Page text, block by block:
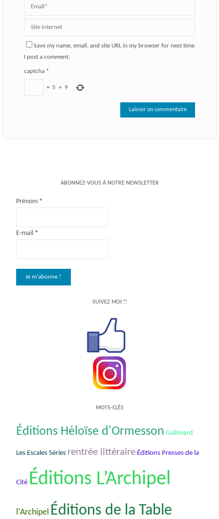
Save my name, email, and site URL in my browser for next time
I post a comment.
captcha*
+ 5 = 9
ABONNEZ-VOUS À NOTRE NEWSLETTER
Prénom *
E-mail *
SUIVEZ MOI !!
MOTS-CLÉS
Éditions Hėloïse d'Ormesson Gallimard
Les Escales Séries rentrée littéraire Éditions Presses de la
Cité Éditions L’Archipel
l'Archipel Éditions de la Table